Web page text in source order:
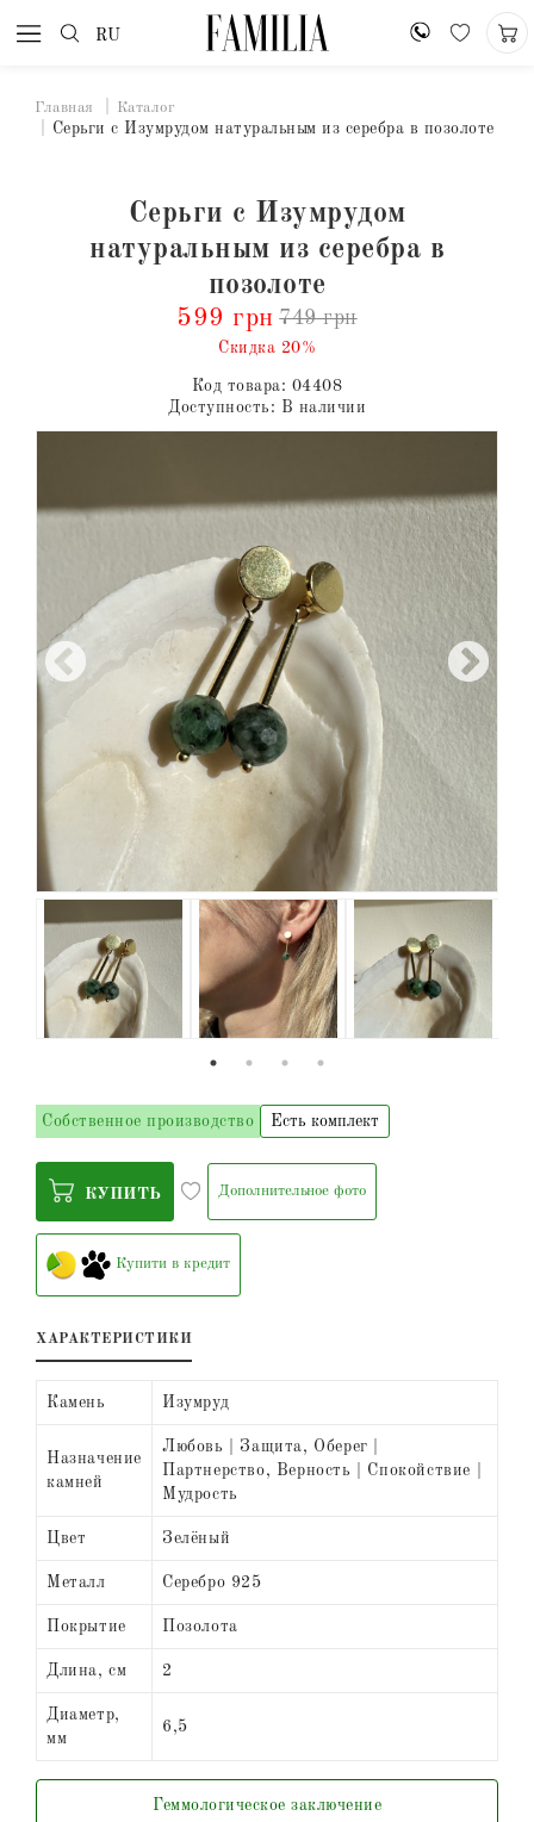
RU
Главная Каталог
Серьги с Изумрудом натуральным из серебра в позолоте
Серьги с Изумрудом
натуральным из серебра в
позолоте
599 грн 749 грн
Скидка 20%
Код товара: 04408
Доступность: В наличии
Собственное производство Есть комплект
КУПИТЬ Дополнительное фото
Купити в кредит
ХАРАКТЕРИСТИКИ
Камень Изумруд
Назначение
камней
Любовь | Защита, Оберег |
Партнерство, Верность | Спокойствие |
Мудрость
Цвет Зелёный
Металл Серебро 925
Покрытие Позолота
Длина, см 2
Диаметр,
мм
6,5
Геммологическое заключение